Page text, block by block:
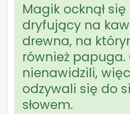
Magik ocknął
dryfujący na
drewna, na
również papuga.
nienawidzili,
odzywali się do
słowem.